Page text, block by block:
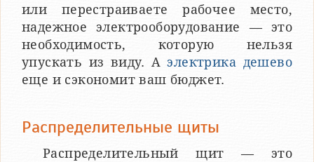
или перестраиваете рабочее место,
надежное электрооборудование — это
необходимость, которую нельзя
упускать из виду. Аэлектрика дешево
еще и сэкономит ваш бюджет.
Распределительные щиты
Распределительный щит — это